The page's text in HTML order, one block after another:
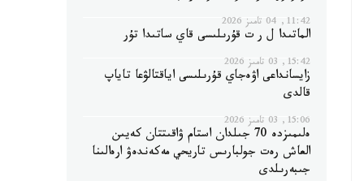
11:42, 04 تامىز 2026
الماتىدا ل ر ت قۇرىلىسى قاي ساتىدا تۇر
15:42, 03 تامىز 2026
زايسانداعى اۋەجاي قۇرىلىسى اياقتالۋعا تاياپ
قالدى
15:06, 03 تامىز 2026
ەلىمىزدە 70 جىلدان استام ۋاقىتتان كەيىن
العاش رەت جولبارىس تاريحي مەكەندەۋ ارەالىنا
جىبەرىلدى